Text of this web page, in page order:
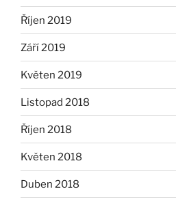
Říjen 2019
Září 2019
Květen 2019
Listopad 2018
Říjen 2018
Květen 2018
Duben 2018